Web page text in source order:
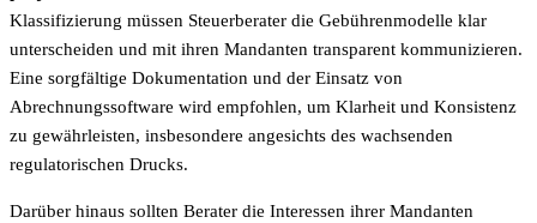
Klassifizierung müssen Steuerberater die Gebührenmodelle klar
unterscheiden und mit ihren Mandanten transparent kommunizieren.
Eine sorgfältige Dokumentation und der Einsatz von
Abrechnungssoftware wird empfohlen, um Klarheit und Konsistenz
zu gewährleisten, insbesondere angesichts des wachsenden
regulatorischen Drucks.
Darüber hinaus sollten Berater die Interessen ihrer Mandanten